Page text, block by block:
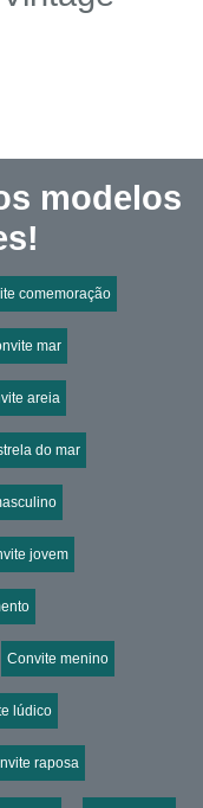
modelos
comemoração
mar
areia
do mar
jovem
Convite menino
lúdico
raposa